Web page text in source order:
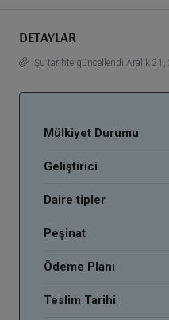
DETAYLAR
Şu tarihte güncellendi Aralık
Mülkiyet Durumu
Geliştirici
Daire tipler
Peşinat
Ödeme Planı
Teslim Tarihi